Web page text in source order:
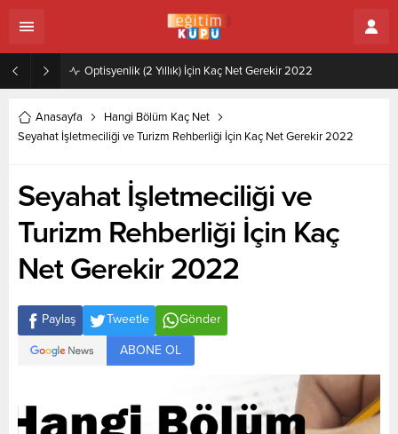
Anasayfa
Hangi Bölüm Kaç Net
Seyahat İşletmeciliği ve Turizm Rehberliği İçin Kaç Net Gerekir 2022
Seyahat İşletmeciliği ve
Turizm Rehberliği İçin Kaç
Net Gerekir 2022
Paylaş Tweetle Gönder
ABONE OL